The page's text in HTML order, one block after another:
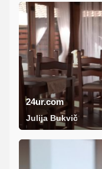
24ur.com
Julija Bukvič